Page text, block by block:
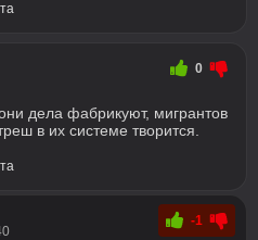
0
дела фабрикуют, мигрантов
в их системе творится.
-1